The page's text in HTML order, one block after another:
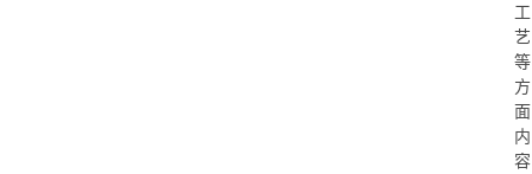
工
艺
等
方
面
内
容